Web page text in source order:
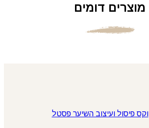
מוצרים דומים
וקס פיסול ועיצוב השיער פסטל